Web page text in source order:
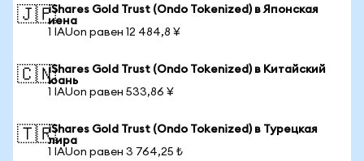
🇯🇵iShares Gold Trust (Ondo Tokenized) в Японская
иена
1 IAUon равен 12 484,8 ¥
🇨🇳iShares Gold Trust (Ondo Tokenized) в Китайский
юань
1 IAUon равен 533,86 ¥
🇹🇷iShares Gold Trust (Ondo Tokenized) в Турецкая
лира
1 IAUon равен 3 764,25 ₺